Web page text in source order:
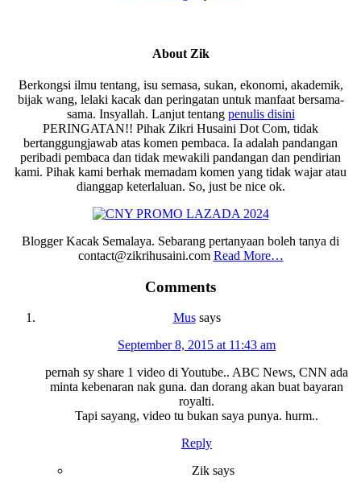
About Zik
Berkongsi ilmu tentang, isu semasa, sukan, ekonomi, akademik,
bijak wang, lelaki kacak dan peringatan untuk manfaat bersama-
sama. Insyallah. Lanjut tentang penulis disini
PERINGATAN!! Pihak Zikri Husaini Dot Com, tidak
bertanggungjawab atas komen pembaca. Ia adalah pandangan
peribadi pembaca dan tidak mewakili pandangan dan pendirian
kami. Pihak kami berhak memadam komen yang tidak wajar atau
dianggap keterlaluan. So, just be nice ok.
Blogger Kacak Semalaya. Sebarang pertanyaan boleh tanya di
contact@zikrihusaini.com Read More…
Comments
Mus says
September 8, 2015 at 11:43 am
pernah sy share 1 video di Youtube.. ABC News, CNN ada
minta kebenaran nak guna. dan dorang akan buat bayaran
royalti.
Tapi sayang, video tu bukan saya punya. hurm..
Reply
Zik says